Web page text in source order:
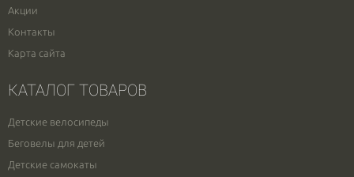
Акции
Контакты
Карта сайта
КАТАЛОГ ТОВАРОВ
Детские велосипеды
Беговелы для детей
Детские самокаты